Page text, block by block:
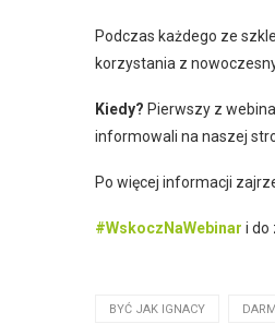
Podczas każdego ze
korzystania z
Kiedy? Pierwszy z
informowali na naszej
Po więcej informacji
#WskoczNaWebinar i do
BYĆ JAK IGNACY